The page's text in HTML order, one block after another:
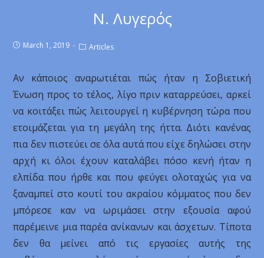
Ν. Λυγερός
March 1, 2019 Articles
Αν κάποιος αναρωτιέται πώς ήταν η Σοβιετική
Ένωση προς το τέλος, λίγο πριν καταρρεύσει, αρκεί
να κοιτάξει πώς λειτουργεί η κυβέρνηση τώρα που
ετοιμάζεται για τη μεγάλη της ήττα. Διότι κανένας
πια δεν πιστεύει σε όλα αυτά που είχε δηλώσει στην
αρχή κι όλοι έχουν καταλάβει πόσο κενή ήταν η
ελπίδα που ήρθε και που φεύγει ολοταχώς για να
ξαναμπεί στο κουτί του ακραίου κόμματος που δεν
μπόρεσε καν να ωριμάσει στην εξουσία αφού
παρέμεινε μια παρέα ανίκανων και άσχετων. Τίποτα
δεν θα μείνει από τις εργασίες αυτής της